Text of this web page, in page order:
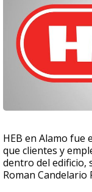
HEB en Alamo fue
que clientes y
dentro del edificio,
Roman Candelario